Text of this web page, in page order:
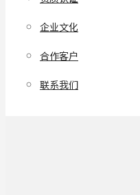
企业文化
合作客户
联系我们